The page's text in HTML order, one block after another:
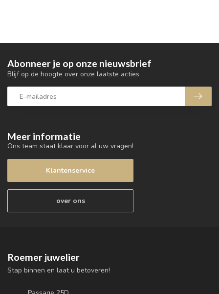
Meer informatie
Ons team staat klaar voor al uw vragen!
Klantenservice
over ons
Abonneer je op onze nieuwsbrief
Blijf op de hoogte over onze laatste acties
Roemer juwelier
Stap binnen en laat u betoveren!